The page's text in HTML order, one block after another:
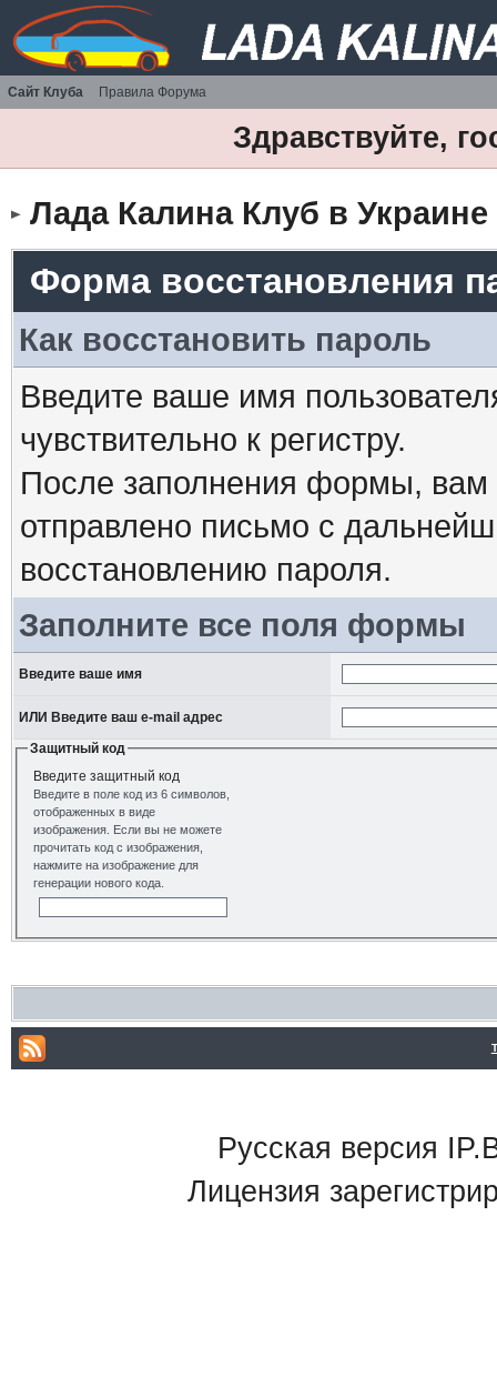
Сайт Клуба Правила Форума
Здравствуйте,
Лада Калина Клуб в Украине
Форма восстановления
Как восстановить пароль
Введите ваше имя
чувствительно к регистру.
После заполнения формы, вам
отправлено письмо с
восстановлению пароля.
Заполните все поля формы
Введите ваше имя
ИЛИ Введите ваш e-mail адрес
Защитный код
Введите защитный код
Введите в поле код из 6 символов,
отображенных в виде
изображения. Если вы не можете
прочитать код с изображения,
нажмите на изображение для
генерации нового кода.
Русская версия
Лицензия